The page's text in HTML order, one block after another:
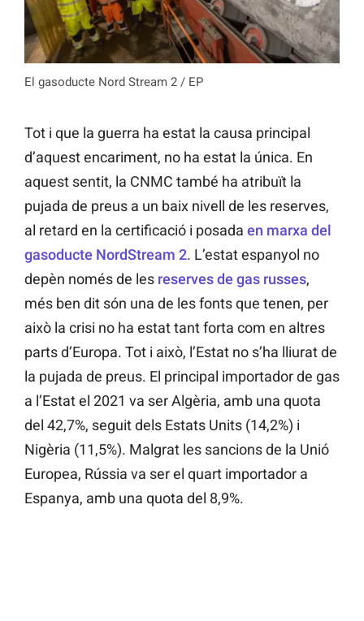
El gasoducte Nord Stream 2 / EP
Tot i que la guerra ha estat la causa principal
d’aquest encariment, no ha estat la única. En
aquest sentit, la CNMC també ha atribuït la
pujada de preus a un baix nivell de les reserves,
al retard en la certificació i posada en marxa del
gasoducte NordStream 2. L’estat espanyol no
depèn només de les reserves de gas russes,
més ben dit són una de les fonts que tenen, per
això la crisi no ha estat tant forta com en altres
parts d’Europa. Tot i això, l’Estat no s’ha lliurat de
la pujada de preus. El principal importador de gas
a l’Estat el 2021 va ser Algèria, amb una quota
del 42,7%, seguit dels Estats Units (14,2%) i
Nigèria (11,5%). Malgrat les sancions de la Unió
Europea, Rússia va ser el quart importador a
Espanya, amb una quota del 8,9%.